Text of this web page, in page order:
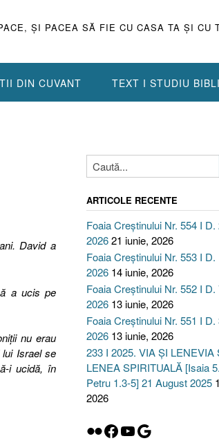
ŞI PACEA SĂ FIE CU CASA TA ŞI CU
DIN CUVANT TEXT I STUDIU
David a
a ucis pe
nu erau
Israel se
i ucidă, în
ARTICOLE RECENTE
Foaia Creștinului Nr. 554 I D.
202621 iunie, 2026
Foaia Creștinului Nr. 553 I D.
2026 14 iunie, 2026
Foaia Creștinului Nr. 552 I D.
2026 13 iunie, 2026
Foaia Creștinului Nr. 551 I D.
2026 13 iunie, 2026
233 I 2025. VIA ȘI LENEVIA
LENEA SPIRITUALĂ [Isaia
Petru 1.3-5] 21 August 2025
2026
Flickr
Facebook
YouTube
Google